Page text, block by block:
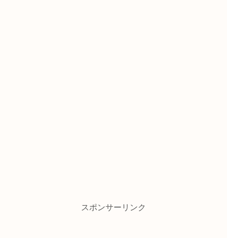
スポンサーリンク